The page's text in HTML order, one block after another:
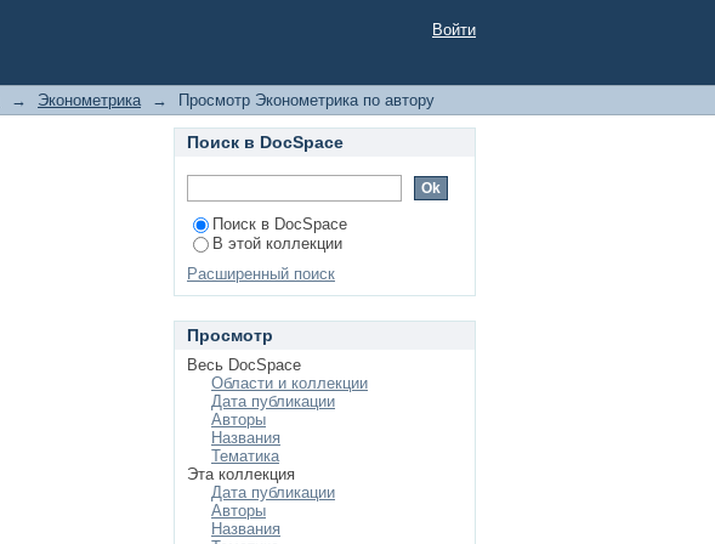
Войти
→ Эконометрика → Просмотр Эконометрика по автору
Поиск в DocSpace
Поиск в DocSpace
В этой коллекции
Расширенный поиск
Просмотр
Весь DocSpace
Области и коллекции
Дата публикации
Авторы
Названия
Тематика
Эта коллекция
Дата публикации
Авторы
Названия